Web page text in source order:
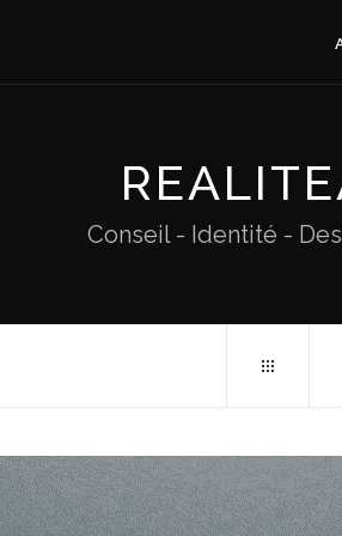
Conseil - Identité -